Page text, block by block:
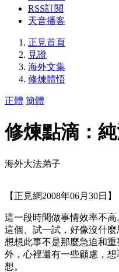
RSS訂閱
天音播客
正見首頁
見證
海外文集
修煉體悟
正體 簡體
修煉點滴：
海外大法弟子
【正見網2008年06月30日】
這一段時間做事情效率不
這個、試一試，好像沒什
想想此事不是那麼急迫和
外，心裡還有一些顧慮，
想。